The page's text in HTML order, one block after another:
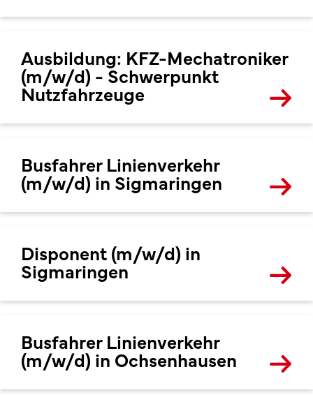
Ausbildung: KFZ-Mechatroniker
(m/w/d) - Schwerpunkt
Nutzfahrzeuge
Busfahrer Linienverkehr
(m/w/d) in Sigmaringen
Disponent (m/w/d) in
Sigmaringen
Busfahrer Linienverkehr
(m/w/d) in Ochsenhausen